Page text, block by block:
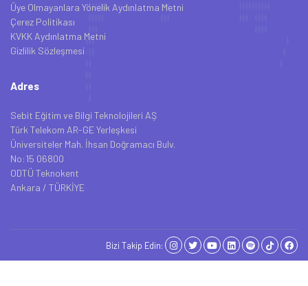
Üye Olmayanlara Yönelik Aydınlatma Metni
Çerez Politikası
KVKK Aydınlatma Metni
Gizlilik Sözleşmesi
Adres
Sebit Eğitim ve Bilgi Teknolojileri AŞ
Türk Telekom AR-GE Yerleşkesi
Üniversiteler Mah. İhsan Doğramacı Bulv.
No:15 06800
ODTÜ Teknokent
Ankara / TÜRKİYE
Bizi Takip Edin: